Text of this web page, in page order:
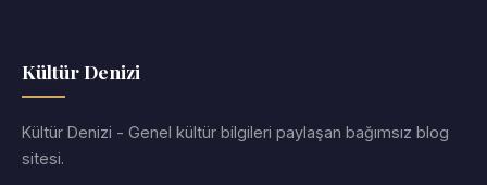
Kültür Denizi
Kültür Denizi - Genel kültür bilgileri paylaşan bağımsız blog
sitesi.